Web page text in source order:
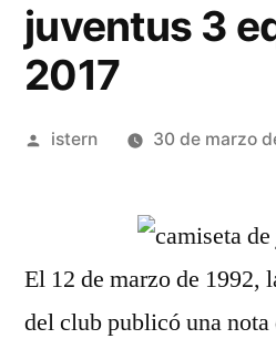
juventus 3
2017
Publicado
istern 30 de marzo
El 12 de marzo de 1992,
del club publicó una nota